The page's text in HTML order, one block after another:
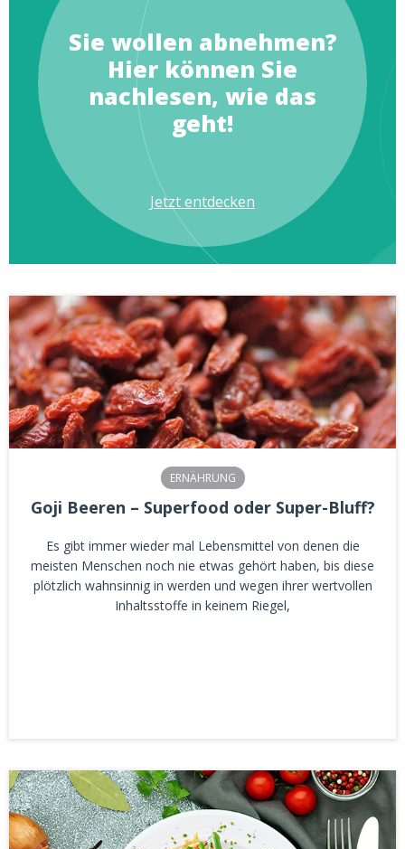
Sie wollen abnehmen?
Hier können Sie
nachlesen, wie das
geht!
Jetzt entdecken
ERNÄHRUNG
Goji Beeren – Superfood oder Super-Bluff?
Es gibt immer wieder mal Lebensmittel von denen die
meisten Menschen noch nie etwas gehört haben, bis diese
plötzlich wahnsinnig in werden und wegen ihrer wertvollen
Inhaltsstoffe in keinem Riegel,